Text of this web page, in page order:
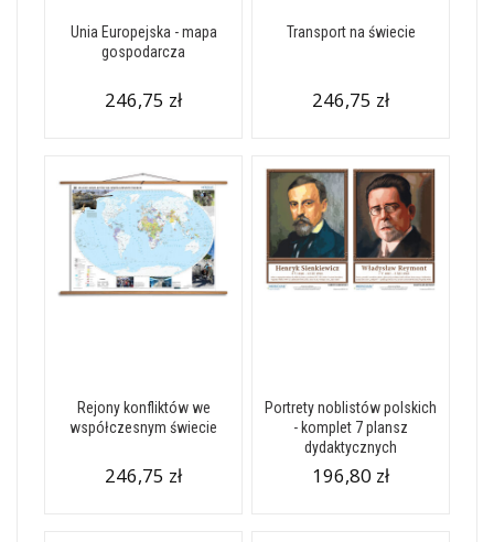
Unia Europejska - mapa
gospodarcza
246,75 zł
Transport na świecie
246,75 zł
Rejony konfliktów we
współczesnym świecie
246,75 zł
Portrety noblistów polskich
- komplet 7 plansz
dydaktycznych
196,80 zł